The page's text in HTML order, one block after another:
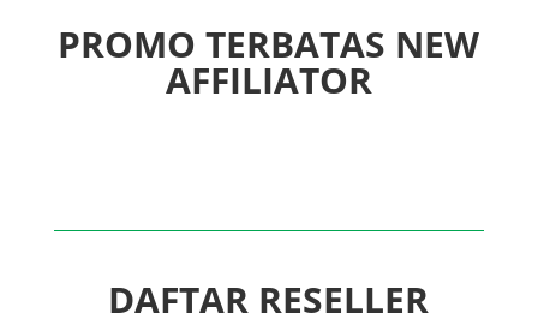
PROMO TERBATAS NEW
AFFILIATOR
DAFTAR RESELLER